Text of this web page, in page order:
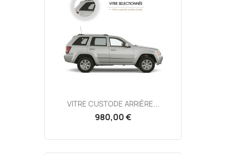
VITRE CUSTODE ARRIÈRE...
980,00 €